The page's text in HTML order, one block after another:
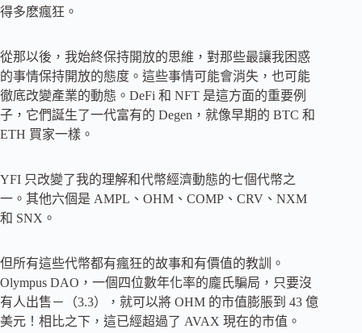
得多麽瘋狂。
從那以後，我始終保持開放的思維，對那些最讓我困惑
的事情保持開放的態度。這些事情可能會消失，也可能
徹底改變產業的動態。DeFi 和 NFT 是這方面的重要例
子，它們誕生了一代富有的 Degen，就像早期的 BTC 和
ETH 買家一樣。
YFI 只改變了我的理解和代幣經濟動態的七個代幣之
一。其他六個是 AMPL、OHM、COMP、CRV、NXM
和 SNX。
但所有這些代幣都有瘋狂的故事和有價值的教訓。
Olympus DAO，一個四位數年化率的龐氏騙局，只要沒
有人出售－（3.3），就可以將 OHM 的市值膨脹到 43 億
美元！相比之下，這已經超過了 AVAX 現在的市值。